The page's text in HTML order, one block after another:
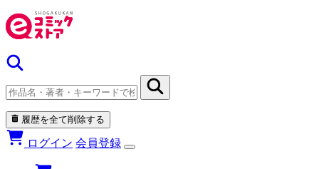
履歴を全て削除する
ログイン 会員登録